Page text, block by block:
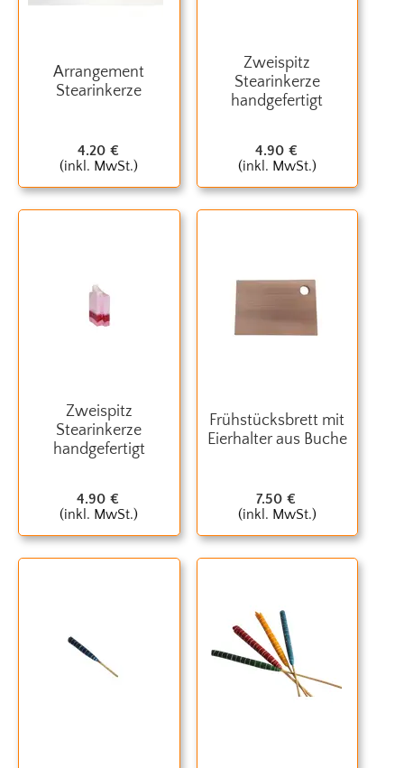
Arrangement
Stearinkerze
4.20 €
(inkl. MwSt.)
Zweispitz
Stearinkerze
handgefertigt
4.90 €
(inkl. MwSt.)
Zweispitz
Stearinkerze
handgefertigt
4.90 €
(inkl. MwSt.)
Frühstücksbrett mit
Eierhalter aus Buche
7.50 €
(inkl. MwSt.)